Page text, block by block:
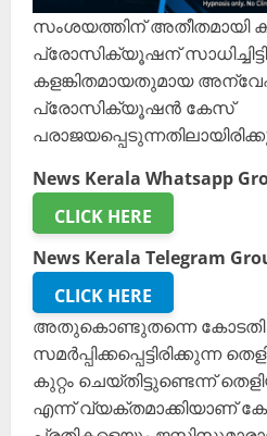
സംശയത്തിന് അതീതമായി
പ്രോസിക്യൂഷന്
കളങ്കിതമായതുമായ
പ്രോസിക്യൂഷൻ കേസ്
News Kerala Whatsapp
CLICK HERE
News Kerala Telegram
CLICK HERE
അതുകൊണ്ടുതന്നെ
സമർപ്പിക്കപ്പെട്ടിരിക്കുന്ന
കുറ്റം ചെയ്തിട്ടുണ്ടെന്ന്
എന്ന് വ്യക്തമാക്കിയാണ്